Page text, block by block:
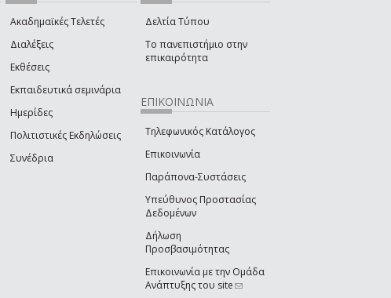
Ακαδημαϊκές Τελετές
Διαλέξεις
Εκθέσεις
Εκπαιδευτικά σεμινάρια
Ημερίδες
Πολιτιστικές Εκδηλώσεις
Συνέδρια
Δελτία Τύπου
Το πανεπιστήμιο στην
επικαιρότητα
ΕΠΙΚΟΙΝΩΝΙΑ
Τηλεφωνικός Κατάλογος
Επικοινωνία
Παράπονα-Συστάσεις
Υπεύθυνος Προστασίας
Δεδομένων
Δήλωση
Προσβασιμότητας
Επικοινωνία με την Ομάδα
Ανάπτυξης του site(link sends e-mail)